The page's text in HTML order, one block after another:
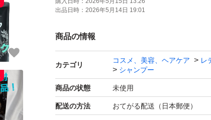
【特徴】スカルプフレンドリー処方、黒髪
イジングケア成分、2種類のクレイ、25種
定期購入しておりますが、在庫が多くなっ
らは届いたばかりの商品になります。よろ
す。
出品日時： 2026年5月14日 19:01
商品の情報
カテゴリ
コスメ、美容、ヘアケア
レ
シャンプー
商品の状態 未使用
配送の方法 おてがる配送（日本郵便）